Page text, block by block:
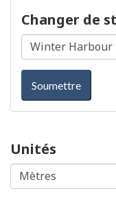
Changer de
Soumettre
Unités